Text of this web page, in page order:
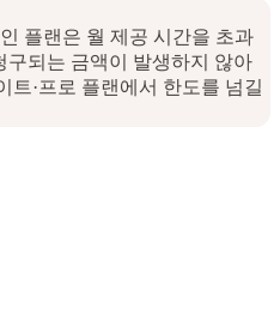
플랜은 월 제공 시간을 초과
구되는 금액이 발생하지 않아
트·프로 플랜에서 한도를 넘길